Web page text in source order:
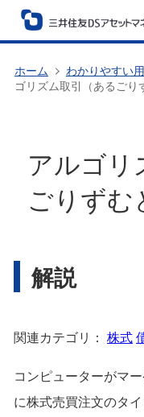
ホーム わかりやすい
ゴリズム取引（あるごり
アルゴリ
ごりずむ
解説
関連カテゴリ： 株式
コンピューターがマ
に株式売買注文のタ